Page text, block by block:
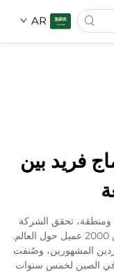
AR
فريد بين
تغطي أكثر من 50 دولة ومنطقة، تحقق الشركة
إنتاجًا سنويًا يتجاوز 1000 حاوية، وتخدم أكثر من 2000 عميل حول العالم.
المشهورين، وصُنفت
في الصين لخمس سنوات